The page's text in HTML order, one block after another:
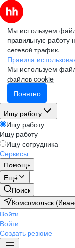
Мы используем
правильную работу
сетевой трафик.
Правила
Мы используем
файлов cookie
Понятно
Ищу работу
Ищу работу
Ищу работу
Ищу сотрудника
Сервисы
Помощь
Ещё
Поиск
Комсомольск
Войти
Войти
Создать резюме